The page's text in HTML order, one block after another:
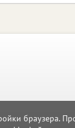
браузера.